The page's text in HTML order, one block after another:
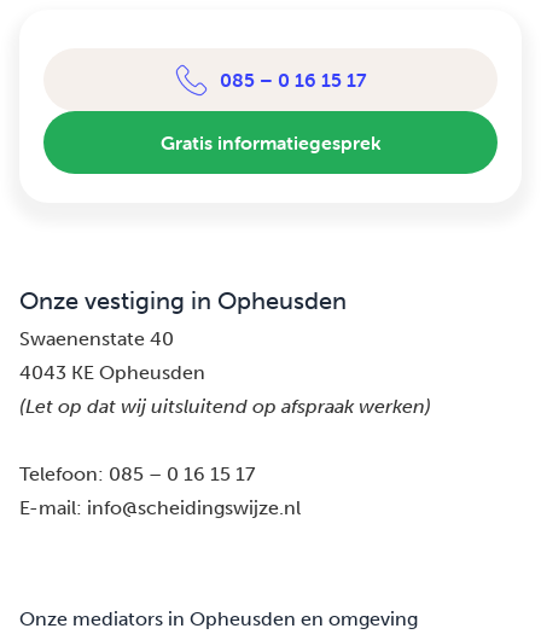
085 – 0 16 15 17
Gratis informatiegesprek
Onze vestiging in Opheusden
Swaenenstate 40
4043 KE Opheusden
(Let op dat wij uitsluitend op afspraak werken)
Telefoon: 085 – 0 16 15 17
E-mail: info@scheidingswijze.nl
Onze mediators in Opheusden en omgeving